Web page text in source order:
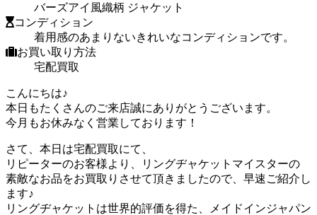
バーズアイ風織柄 ジャケット
コンディション
着用感のあまりないきれいなコンディションです。
お買い取り方法
宅配買取
こんにちは♪
本日もたくさんのご来店誠にありがとうございます。
今月もお休みなく営業しております！
さて、本日は宅配買取にて、
リピーターのお客様より、リングヂャケットマイスターの
素敵なお品をお買取りさせて頂きましたので、早速ご紹介し
ます♪
リングヂャケットは世界的評価を得た、メイドインジャパン